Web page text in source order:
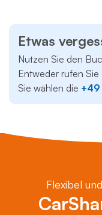
Etwas
Nutzen Sie den
Entweder rufen
Sie wählen die +49
Flexibel